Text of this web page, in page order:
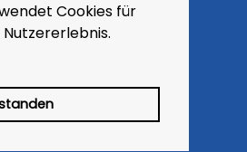
Cookies für